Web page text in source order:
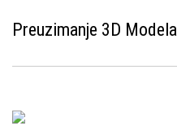
Preuzimanje 3D Modela